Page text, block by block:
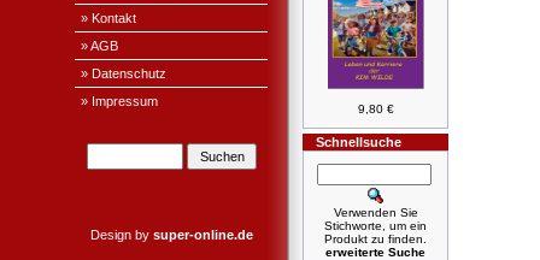
» Kontakt
» AGB
» Datenschutz
» Impressum
Design by super-online.de
9,80 €
Schnellsuche
Verwenden Sie
Stichworte, um ein
Produkt zu finden.
erweiterte Suche